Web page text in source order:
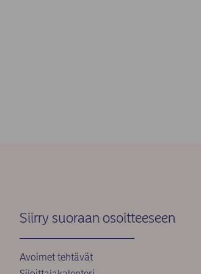
Siirry suoraan osoitteeseen
Avoimet tehtävät